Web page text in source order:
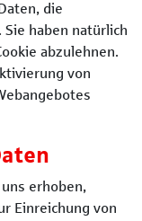
die
haben natürlich
abzulehnen.
von
erhoben,
Einreichung von